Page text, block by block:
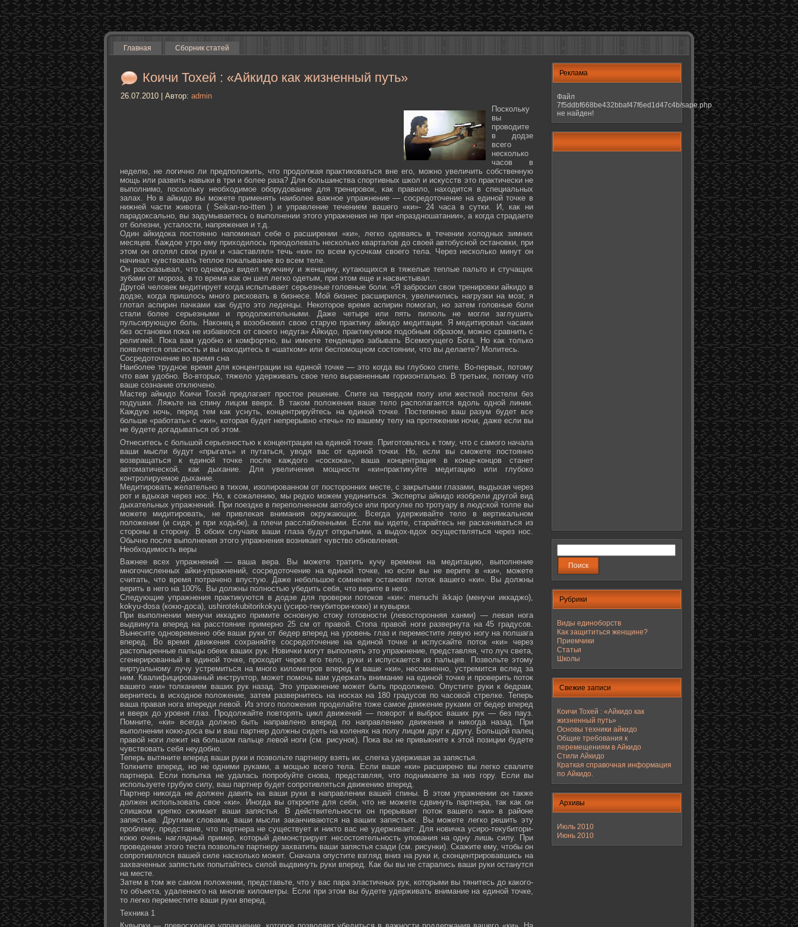
Главная Сборник статей
Коичи Тохей : «Айкидо как жизненный путь»
26.07.2010 | Автор: admin
Поскольку
вы
проводите
в додзе
всего
несколько
часов в
неделю, не логично ли предположить, что продолжая практиковаться вне его, можно увеличить собственную
мощь или развить навыки в три и более раза? Для большинства спортивных школ и искусств это практически не
выполнимо, поскольку необходимое оборудование для тренировок, как правило, находится в специальных
залах. Но в айкидо вы можете применять наиболее важное упражнение — сосредоточение на единой точке в
нижней части живота ( Seikan-­no-­itten ) и управление течением вашего «ки»- 24 часа в сутки. И, как ни
парадоксально, вы задумываетесь о выполнении этого упражнения не при «праздношатании», а когда страдаете
от болезни, усталости, напряжения и т.д.
Один айкидока постоянно напоминал себе о расширении «ки», легко одеваясь в течении холодных зимних
месяцев. Каждое утро ему приходилось преодолевать несколько кварталов до своей автобусной остановки, при
этом он оголял свои руки и «заставлял» течь «ки» по всем кусочкам своего тела. Через несколько минут он
начинал чувствовать теплое покалывание во всем теле.
Он рассказывал, что однажды видел мужчину и женщину, кутающихся в тяжелые теплые пальто и стучащих
зубами от мороза, в то время как он шел легко одетым, при этом еще и насвистывал…
Другой человек медитирует когда испытывает серьезные головные боли. «Я забросил свои тренировки айкидо в
додзе, когда пришлось много рисковать в бизнесе. Мой бизнес расширился, увеличились нагрузки на мозг, я
глотал аспирин пачками как будто это леденцы. Некоторое время аспирин помогал, но затем головные боли
стали более серьезными и продолжительными. Даже четыре или пять пилюль не могли заглушить
пульсирующую боль. Наконец я возобновил свою старую практику айкидо медитации. Я медитировал часами
без остановки пока не избавился от своего недуга» Айкидо, практикуемое подобным образом, можно сравнить с
религией. Пока вам удобно и комфортно, вы имеете тенденцию забывать Всемогущего Бога. Но как только
появляется опасность и вы находитесь в «шатком» или беспомощном состоянии, что вы делаете? Молитесь.
Сосредоточение во время сна
Наиболее трудное время для концентрации на единой точке — это когда вы глубоко спите. Во-первых, потому
что вам удобно. Во-вторых, тяжело удерживать свое тело выравненным горизонтально. В третьих, потому что
ваше сознание отключено.
Мастер айкидо Коичи Тохэй предлагает простое решение. Спите на твердом полу или жесткой постели без
подушки. Ляжьте на спину лицом вверх. В таком положении ваше тело располагается вдоль одной линии.
Каждую ночь, перед тем как уснуть, концентрируйтесь на единой точке. Постепенно ваш разум будет все
больше «работать» с «ки», которая будет непрерывно «течь» по вашему телу на протяжении ночи, даже если вы
не будете догадываться об этом.
Отнеситесь с большой серьезностью к концентрации на единой точке. Приготовьтесь к тому, что с самого начала
ваши мысли будут «прыгать» и путаться, уводя вас от единой точки. Но, если вы сможете постоянно
возвращаться к единой точке после каждого «соскока», ваша концентрация в конце-концов станет
автоматической, как дыхание. Для увеличения мощности «ки»практикуйте медитацию или глубоко
контролируемое дыхание.
Медитировать желательно в тихом, изолированном от посторонних месте, с закрытыми глазами, выдыхая через
рот и вдыхая через нос. Но, к сожалению, мы редко можем уединиться. Эксперты айкидо изобрели другой вид
дыхательных упражнений. При поездке в переполненном автобусе или прогулке по тротуару в людской толпе вы
можете мидитировать, не привлекая внимания окружающих. Всегда удерживайте тело в вертикальном
положении (и сидя, и при ходьбе), а плечи расслабленными. Если вы идете, старайтесь не раскачиваться из
стороны в сторону. В обоих случаях ваши глаза будут открытыми, а выдох-вдох осуществляться через нос.
Обычно после выполнения этого упражнения возникает чувство обновления.
Необходимость веры
Важнее всех упражнений — ваша вера. Вы можете тратить кучу времени на медитацию, выполнение
многочисленных айки-упражнений, сосредоточение на единой точке, но если вы не верите в «ки», можете
считать, что время потрачено впустую. Даже небольшое сомнение остановит поток вашего «ки». Вы должны
верить в него на 100%. Вы должны полностью убедить себя, что верите в него.
Следующие упражнения практикуются в додзе для проверки потоков «ки»: menuchi ikkajo (менучи иккаджо),
kokyu-dosa (кокю-доса), ushiro­tekubitori­kokyu (усиро-текубитори-кокю) и кувырки.
При выполнении менучи иккаджо примите основную стоку готовности (левосторонняя ханми) — левая нога
выдвинута вперед на расстояние примерно 25 см от правой. Стопа правой ноги развернута на 45 градусов.
Вынесите одновременно обе ваши руки от бедер вперед на уровень глаз и переместите левую ногу на полшага
вперед. Во время движения сохраняйте сосредоточение на единой точке и испускайте поток «ки» через
растопыренные пальцы обеих ваших рук. Новички могут выполнять это упражнение, представляя, что луч света,
сгенерированный в единой точке, проходит через его тело, руки и испускается из пальцев. Позвольте этому
виртуальному лучу устремиться на много километров вперед и ваше «ки», несомненно, устремится вслед за
ним. Квалифицированный инструктор, может помочь вам удержать внимание на единой точке и проверить поток
вашего «ки» толканием ваших рук назад. Это упражнение может быть продолжено. Опустите руки к бедрам,
вернитесь в исходное положение, затем развернитесь на носках на 180 градусов по часовой стрелке. Теперь
ваша правая нога впереди левой. Из этого положения проделайте тоже самое движение руками от бедер вперед
и вверх до уровня глаз. Продолжайте повторять цикл движений — поворот и выброс ваших рук — без пауз.
Помните, «ки» всегда должно быть направлено вперед по направлению движения и никогда назад. При
выполнении кокю-доса вы и ваш партнер должны сидеть на коленях на полу лицом друг к другу. Больщой палец
правой ноги лежит на большом пальце левой ноги (см. рисунок). Пока вы не привыкните к этой позиции будете
чувствовать себя неудобно.
Теперь вытяните вперед ваши руки и позвольте партнеру взять их, слегка удерживая за запястья.
Толкните вперед, но не одними руками, а мощью всего тела. Если ваше «ки» расширено вы легко свалите
партнера. Если попытка не удалась попробуйте снова, представляя, что поднимаете за низ гору. Если вы
используете грубую силу, ваш партнер будет сопротивляться движению вперед.
Партнер никогда не должен давить на ваши руки в направлении вашей спины. В этом упражнении он также
должен использовать свое «ки». Иногда вы откроете для себя, что не можете сдвинуть партнера, так как он
слишком крепко сжимает ваши запястья. В действительности он прерывает поток вашего «ки» в районе
запястьев. Другими словами, ваши мысли заканчиваются на ваших запястьях. Вы можете легко решить эту
проблему, представив, что партнера не существует и никто вас не удерживает. Для новичка усиро-текубитори-
кокю очень наглядный пример, который демонстрирует несостоятельность упования на одну лишь силу. При
проведении этого теста позвольте партнеру захватить ваши запястья сзади (см. рисунки). Скажите ему, чтобы он
сопротивлялся вашей силе насколько может. Сначала опустите взгляд вниз на руки и, сконцентрировавшись на
захваченных запястьях попытайтесь силой выдвинуть руки вперед. Как бы вы не старались ваши руки останутся
на месте.
Затем в том же самом положении, представьте, что у вас пара эластичных рук, которыми вы тянитесь до какого-
то объекта, удаленного на многие километры. Если при этом вы будете удерживать внимание на единой точке,
то легко переместите ваши руки вперед.
Техника 1
Реклама
Файл
7f5ddbf668be432bbaf47f6ed1d47c4b/sape.php
не найден!
Рубрики
Виды единоборств
Как защититься женщине?
Приемчики
Статьи
Школы
Свежие записи
Коичи Тохей : «Айкидо как
жизненный путь»
Основы техники айкидо
Общие требования к
перемещениям в Айкидо
Стили Айкидо
Краткая справочная информация
по Айкидо.
Архивы
Июль 2010
Июнь 2010